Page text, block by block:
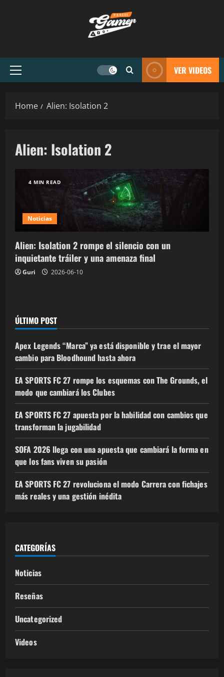
VER VIDEOS
Home Alien: Isolation 2
Alien: Isolation 2
4 MIN READ
Noticias
Alien: Isolation 2 rompe el silencio con un
inquietante tráiler y una amenaza final
Guri 2026-06-10
ÚLTIMO POST
Apex Legends “Marca” ya está disponible y trae el mayor
cambio para Bloodhound hasta ahora
EA SPORTS FC 27 rompe los esquemas con The Grounds, el
modo que cambiará los Clubes
EA SPORTS FC 27 apuesta por la habilidad con cambios que
transforman la jugabilidad
SOFA 2026 llega con una apuesta que cambiará la forma en
que los fans viven su pasión
EA SPORTS FC 27 revoluciona el modo Carrera con fichajes
más reales y una gestión inédita
CATEGORÍAS
Noticias
Reseñas
Uncategorized
Videos